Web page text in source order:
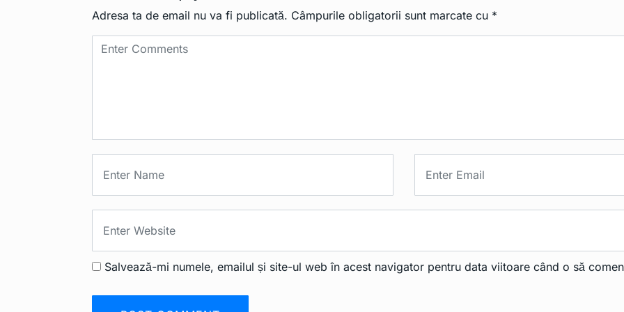
Adresa ta de email nu va fi publicată. Câmpurile obligatorii sunt marcate cu *
Salvează-mi numele, emailul și site-ul web în acest navigator pentru data viitoare când o să